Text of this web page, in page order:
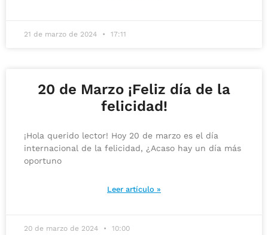
21 de marzo de 2024 17:11
20 de Marzo ¡Feliz día de la
felicidad!
¡Hola querido lector! Hoy 20 de marzo es el día
internacional de la felicidad, ¿Acaso hay un día más
oportuno
Leer artículo »
20 de marzo de 2024 10:00